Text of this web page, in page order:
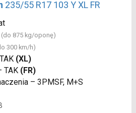
235/55 R17 103 Y XL FR
(do 875 kg/oponę)
300 km/h)
(XL)
TAK (FR)
– 3PMSF, M+S